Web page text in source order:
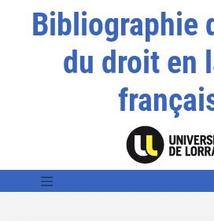
Bibliographie
du droit en